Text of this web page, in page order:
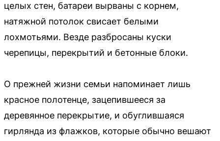
целых стен, батареи вырваны с корнем,
натяжной потолок свисает белыми
лохмотьями. Везде разбросаны куски
черепицы, перекрытий и бетонные блоки.
О прежней жизни семьи напоминает лишь
красное полотенце, зацепившееся за
деревянное перекрытие, и обуглившаяся
гирлянда из флажков, которые обычно вешают